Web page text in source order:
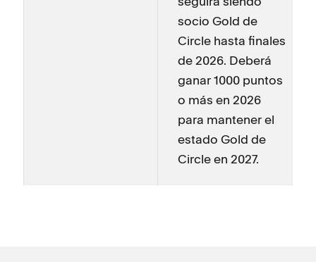
socio Gold de
Circle hasta finales
de 2026. Deberá
ganar 1000 puntos
o más en 2026
para mantener el
estado Gold de
Circle en 2027.